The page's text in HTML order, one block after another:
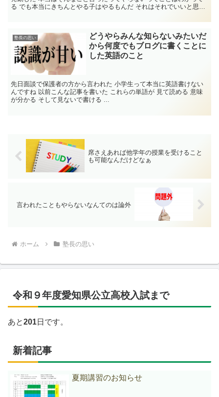
る でも本当にきちんとやる子はやるもんだ それはそれでいいと思
塾長の思い
どうやらみんな知らないみたいだ
から何度でもブログに書くことに
した英語のこと
先日面談で保護者の方から言われた 小学生って本当に英語書けない
んですね 以前こんな記事を書いた これらの単語が 見て読める 意味
が分かる そして見ないで書ける ...
席さえあれば他学年の授業を受けること
も可能なんだけどなぁ
言われたこともやらないなんてのは論外
ホーム 塾長の思い
令和９年度愛知県公立高校入試まで
あと201日です。
新着記事
夏期講習のお知らせ